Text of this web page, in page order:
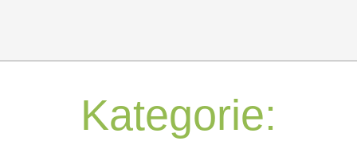
Kategorie: